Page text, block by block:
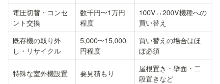
電圧切替・コンセ
ント交換
数千円〜1万円
程度
100V↔200V機種への
買い替え
既存機の取り外
し・リサイクル
5,000〜15,000
円程度
買い替えの場合はほ
ぼ必須
特殊な室外機設置 要見積もり
屋根置き・壁面・二
段置きなど